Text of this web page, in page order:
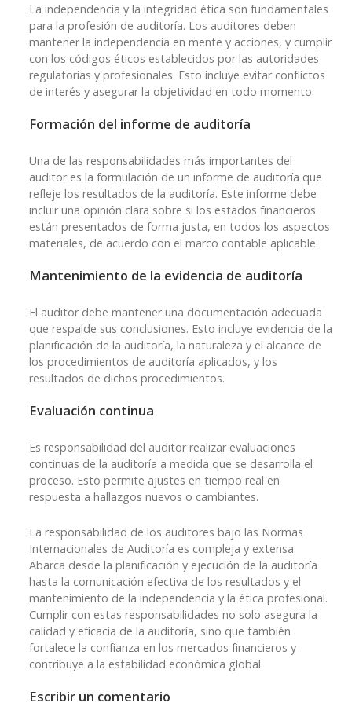
La independencia y la integridad ética son fundamentales
para la profesión de auditoría. Los auditores deben
mantener la independencia en mente y acciones, y cumplir
con los códigos éticos establecidos por las autoridades
regulatorias y profesionales. Esto incluye evitar conflictos
de interés y asegurar la objetividad en todo momento.
Formación del informe de auditoría
Una de las responsabilidades más importantes del
auditor es la formulación de un informe de auditoría que
refleje los resultados de la auditoría. Este informe debe
incluir una opinión clara sobre si los estados financieros
están presentados de forma justa, en todos los aspectos
materiales, de acuerdo con el marco contable aplicable.
Mantenimiento de la evidencia de auditoría
El auditor debe mantener una documentación adecuada
que respalde sus conclusiones. Esto incluye evidencia de la
planificación de la auditoría, la naturaleza y el alcance de
los procedimientos de auditoría aplicados, y los
resultados de dichos procedimientos.
Evaluación continua
Es responsabilidad del auditor realizar evaluaciones
continuas de la auditoría a medida que se desarrolla el
proceso. Esto permite ajustes en tiempo real en
respuesta a hallazgos nuevos o cambiantes.
La responsabilidad de los auditores bajo las Normas
Internacionales de Auditoría es compleja y extensa.
Abarca desde la planificación y ejecución de la auditoría
hasta la comunicación efectiva de los resultados y el
mantenimiento de la independencia y la ética profesional.
Cumplir con estas responsabilidades no solo asegura la
calidad y eficacia de la auditoría, sino que también
fortalece la confianza en los mercados financieros y
contribuye a la estabilidad económica global.
Escribir un comentario